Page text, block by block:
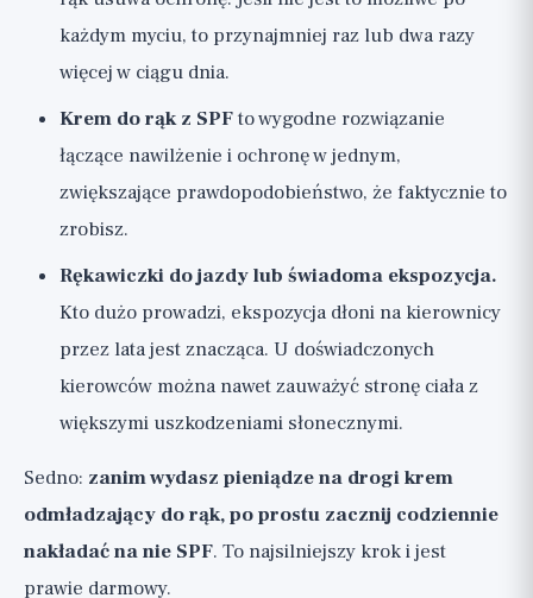
każdym myciu, to przynajmniej raz lub dwa razy
więcej w ciągu dnia.
Krem do rąk z SPFto wygodne rozwiązanie
łączące nawilżenie i ochronę w jednym,
zwiększające prawdopodobieństwo, że faktycznie to
zrobisz.
Rękawiczki do jazdy lub świadoma ekspozycja.
Kto dużo prowadzi, ekspozycja dłoni na kierownicy
przez lata jest znacząca. U doświadczonych
kierowców można nawet zauważyć stronę ciała z
większymi uszkodzeniami słonecznymi.
Sedno: zanim wydasz pieniądze na drogi krem
odmładzający do rąk, po prostu zacznij codziennie
nakładać na nie SPF. To najsilniejszy krok i jest
prawie darmowy.